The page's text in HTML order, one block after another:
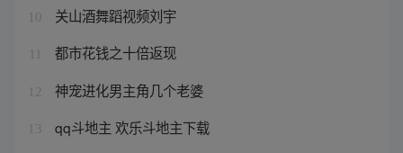
10 关山酒舞蹈视频刘宇
都市花钱之十倍返现
12 神宠进化男主角几个老婆
13 qq斗地主 欢乐斗地主下载